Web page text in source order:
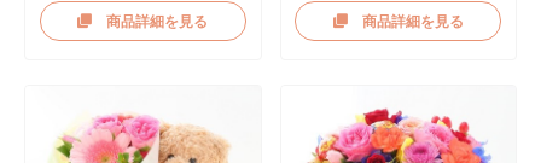
商品詳細を見る 商品詳細を見る